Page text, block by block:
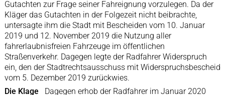
Gutachten zur Frage seiner Fahreignung vorzulegen. Da der
Kläger das Gutachten in der Folgezeit nicht beibrachte,
untersagte ihm die Stadt mit Bescheiden vom 10. Januar
2019 und 12. November 2019 die Nutzung aller
fahrerlaubnisfreien Fahrzeuge im öffentlichen
Straßenverkehr. Dagegen legte der Radfahrer Widerspruch
ein, den der Stadtrechtsausschuss mit Widerspruchsbescheid
vom 5. Dezember 2019 zurückwies.
Die Klage
Dagegen erhob der Radfahrer im Januar 2020